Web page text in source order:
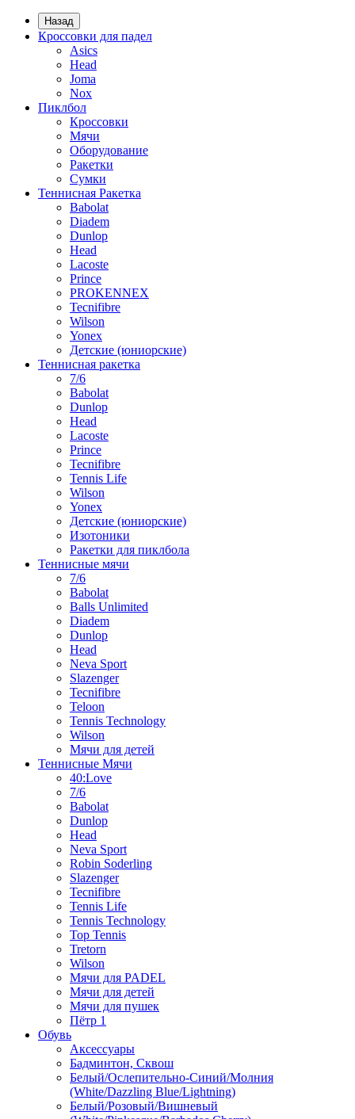
Назад
Кроссовки для падел
Asics
Head
Joma
Nox
Пиклбол
Кроссовки
Мячи
Оборудование
Ракетки
Сумки
Теннисная Ракетка
Babolat
Diadem
Dunlop
Head
Lacoste
Prince
PROKENNEX
Tecnifibre
Wilson
Yonex
Детские (юниорские)
Теннисная ракетка
7/6
Babolat
Dunlop
Head
Lacoste
Prince
Tecnifibre
Tennis Life
Wilson
Yonex
Детские (юниорские)
Изотоники
Ракетки для пиклбола
Теннисные мячи
7/6
Babolat
Balls Unlimited
Diadem
Dunlop
Head
Neva Sport
Slazenger
Tecnifibre
Teloon
Tennis Technology
Wilson
Мячи для детей
Теннисные Мячи
40:Love
7/6
Babolat
Dunlop
Head
Neva Sport
Robin Soderling
Slazenger
Tecnifibre
Tennis Life
Tennis Technology
Top Tennis
Tretorn
Wilson
Мячи для PADEL
Мячи для детей
Мячи для пушек
Пётр 1
Обувь
Аксессуары
Бадминтон, Сквош
Белый/Ослепительно-Синий/Молния
(White/Dazzling Blue/Lightning)
Белый/Розовый/Вишневый